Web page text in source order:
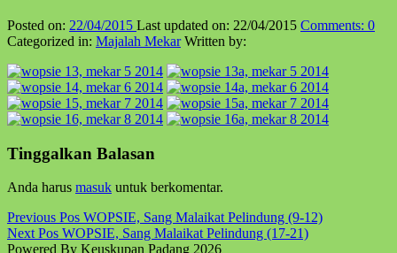
Posted on: 22/04/2015 Last updated on: 22/04/2015 Comments: 0
Categorized in: Majalah Mekar Written by:
Skip
back
to
main
navigation
Tinggalkan Balasan
Anda harus masuk untuk berkomentar.
Post
navigation
Previous Pos WOPSIE, Sang Malaikat Pelindung (9-12)
Next Pos WOPSIE, Sang Malaikat Pelindung (17-21)
Powered By Keuskupan Padang 2026